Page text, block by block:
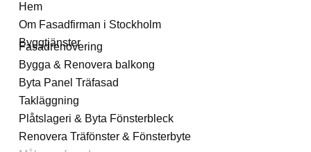
Hem
Om Fasadfirman i Stockholm
Byggtjänster
Fasadrenovering
Bygga & Renovera balkong
Byta Panel Träfasad
Takläggning
Plåtslageri & Byta Fönsterbleck
Renovera Träfönster & Fönsterbyte